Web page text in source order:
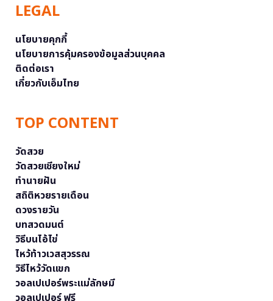
LEGAL
นโยบายคุกกี้
นโยบายการคุ้มครองข้อมูลส่วนบุคคล
ติดต่อเรา
เกี่ยวกับเอ็มไทย
TOP CONTENT
วัดสวย
วัดสวยเชียงใหม่
ทำนายฝัน
สถิติหวยรายเดือน
ดวงรายวัน
บทสวดมนต์
วิธีบนไอ้ไข่
ไหว้ท้าวเวสสุวรรณ
วิธีไหว้วัดแขก
วอลเปเปอร์พระแม่ลักษมี
วอลเปเปอร์ ฟรี